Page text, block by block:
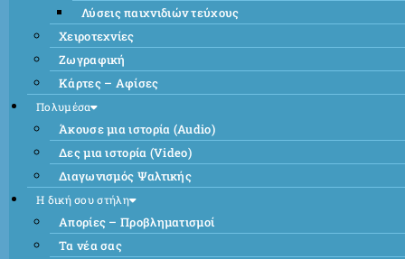
Λύσεις παιχνιδιών τεύχους
Χειροτεχνίες
Ζωγραφική
Κάρτες – Αφίσες
Πολυμέσα
Άκουσε μια ιστορία (Audio)
Δες μια ιστορία (Video)
Διαγωνισμός Ψαλτικής
Η δική σου στήλη
Απορίες – Προβληματισμοί
Τα νέα σας